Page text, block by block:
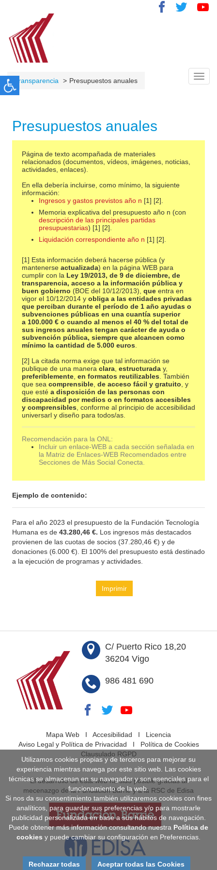
Transparencia Presupuestos anuales
Presupuestos anuales
Página de texto acompañada de materiales
relacionados (documentos, vídeos, imágenes, noticias,
actividades, enlaces).
En ella debería incluirse, como mínimo, la siguiente
información:
Ingresos y gastos previstos año n [1] [2].
Memoria explicativa del presupuesto año n (con
descripción de las principales partidas
presupuestarias) [1] [2].
Liquidación correspondiente año n [1] [2].
[1] Esta información deberá hacerse pública (y
mantenerse actualizada) en la página WEB para
cumplir con la Ley 19/2013, de 9 de diciembre, de
transparencia, acceso a la información pública y
buen gobierno (BOE del 10/12/2013), que entra en
vigor el 10/12/2014 y obliga a las entidades privadas
que perciban durante el período de 1 año ayudas o
subvenciones públicas en una cuantía superior
a 100.000 € o cuando al menos el 40 % del total de
sus ingresos anuales tengan carácter de ayuda o
subvención pública, siempre que alcancen como
mínimo la cantidad de 5.000 euros
[2] La citada norma exige que tal información se
publique de una manera clara estructurada y,
preferiblemente en formatos reutilizables . También
que sea comprensible de acceso fácil y gratuito , y
que esté a disposición de las personas con
discapacidad por medios o en formatos accesibles
y comprensibles , conforme al principio de accesibilidad
universarl y diseño para todos/as.
Recomendación para la ONL:
Incluir un enlace-WEB a cada sección señalada en
la Matriz de Enlaces-WEB Recomendados entre
Secciones de Más Social Conecta.
Ejemplo de contenido:
Para el año 2023 el presupuesto de la Fundación Tecnología
Humana es de 43.280,46 €. Los ingresos más destacados
provienen de las cuotas de socios (37.280,46 €) y de
donaciones (6.000 €). El 100% del presupuesto está destinado
a la ejecución de programas y actividades.
Imprimir
C/ Puerto Rico 18,20
36204 Vigo
986 481 690
Mapa Web I Accesibilidad I Licencia
Aviso Legal y Política de Privacidad I Política de Cookies
Clausulado RGPD
El desarrollo de esta web ha sido posible gracias al
mecenazgo de la Fundación Barrié y a la RSC de Edisa
Utilizamos cookies propias y de terceros para mejorar su
experiencia mientras navega por este sitio web. Las cookies
técnicas se almacenan en su navegador y son esenciales para el
funcionamiento de la web.
Si nos da su consentimiento también utilizaremos cookies con fines
analíticos, para guardar sus preferencias y/o para mostrarle
publicidad personalizada en base a sus hábitos de navegación.
Puede obtener más información consultando nuestra Política de
cookies y puede cambiar su configuración en Preferencias.
Rechazar todas Aceptar todas las Cookies